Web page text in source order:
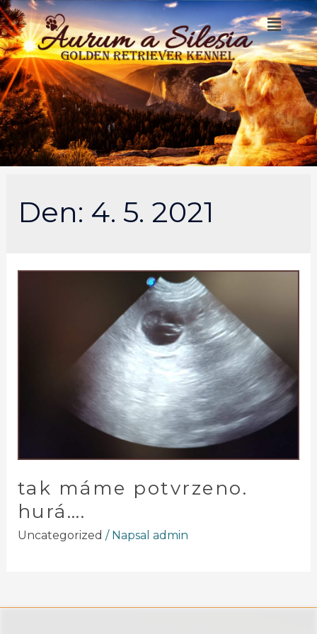
Den: 4. 5. 2021
tak máme potvrzeno.
hurá….
Uncategorized / Napsal admin